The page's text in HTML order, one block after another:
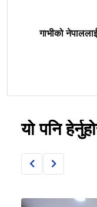
गाभीको
यो पनि